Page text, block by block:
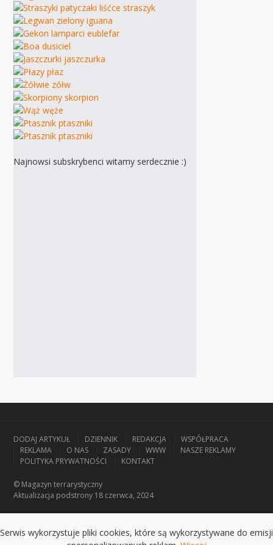
Najnowsi subskrybenci witamy serdecznie :)
DODAJ ARTYKUŁ DZIENNIK REDAKCJA
WSPÓŁPRACA
REKLAMA
O NAS ZASADY WWW
NASZE REKLAMY
POLITYKA PRYWATNOŚCI
KONTAKT
© Magazyn terrarystyczny
Aktualizacja podstrony 18 czerwca, 2024
Serwis wykorzystuje pliki cookies, które są wykorzystywane do emisji